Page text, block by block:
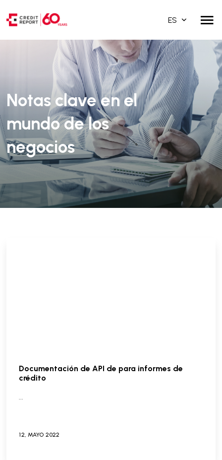
ES
Notas clave en el
mundo de los
negocios
Documentación de API de para informes de
crédito
...
12, MAYO 2022